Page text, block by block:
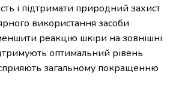
і підтримати природний захист
використання засоби
реакцію шкіри на зовнішні
оптимальний рівень
загальному покращенню